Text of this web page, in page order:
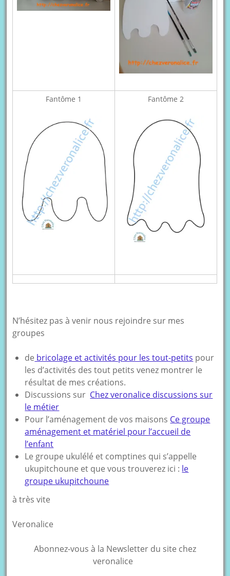
Fantôme 1 Fantôme 2
N’hésitez pas à venir nous rejoindre sur mes
groupes
de bricolage et activités pour les tout-petits pour
les d’activités des tout petits venez montrer le
résultat de mes créations.
Discussions sur Chez veronalice discussions sur
le métier
Pour l’aménagement de vos maisons Ce groupe
aménagement et matériel pour l’accueil de
l’enfant
Le groupe ukulélé et comptines qui s’appelle
ukupitchoune et que vous trouverez ici : le
groupe ukupitchoune
à très vite
Veronalice
Abonnez-vous à la Newsletter du site chez
veronalice